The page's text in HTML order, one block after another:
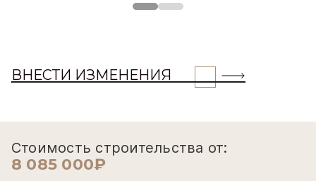
ВНЕСТИ ИЗМЕНЕНИЯ
Стоимость строительства от:
8 085 000₽